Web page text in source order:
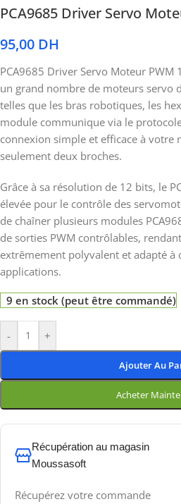
PCA9685 Driver Servo
95,00 DH
PCA9685 Driver Servo Moteur PWM
un grand nombre de moteurs servo
telles que les bras robotiques, les
module communique via le
connexion simple et efficace à
seulement deux broches.
Grâce à sa résolution de 12 bits, le
élevée pour le contrôle des
de chaîner plusieurs modules
de sorties PWM contrôlables,
extrêmement polyvalent et adapté à
applications.
9 en stock (peut être commandé)
- +
Ajouter Au
Acheter
Récupération au magasin
Moussasoft
Récupérez votre commande